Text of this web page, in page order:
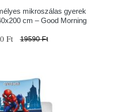
mikroszálas gyerek
cm – Good Morning
Ft 19590 Ft